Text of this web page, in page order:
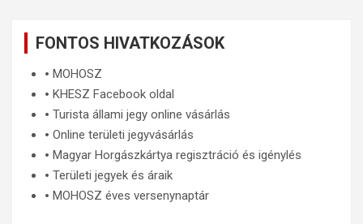
FONTOS HIVATKOZÁSOK
🞄 MOHOSZ
🞄 KHESZ Facebook oldal
🞄 Turista állami jegy online vásárlás
🞄 Online területi jegyvásárlás
🞄 Magyar Horgászkártya regisztráció és igénylés
🞄 Területi jegyek és áraik
🞄 MOHOSZ éves versenynaptár